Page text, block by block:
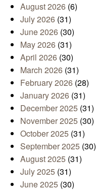
August 2026 (6)
July 2026 (31)
June 2026 (30)
May 2026 (31)
April 2026 (30)
March 2026 (31)
February 2026 (28)
January 2026 (31)
December 2025 (31)
November 2025 (30)
October 2025 (31)
September 2025 (30)
August 2025 (31)
July 2025 (31)
June 2025 (30)